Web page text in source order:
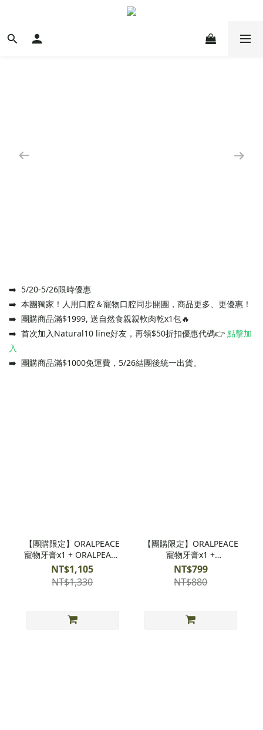
➡️ 5/20-5/26限時優惠
➡️ 本團獨家！人用口腔＆寵物口腔同步開團，商品更多、更優惠！
➡️ 團購商品滿$1999, 送自然食親親軟肉乾x1包🔥
➡️ 首次加入Natural10 line好友，再領$50折扣優惠代碼👉 點擊加
入
➡️ 團購商品滿$1000免運費，5/26結團後統一出貨。
【團購限定】ORALPEACE
寵物牙膏x1 + ORALPEACE
寵物口腔噴霧x1 +
MIGAKENDE敏齒樂軟毛
牙刷x1
NT$1,105
NT$1,330
【團購限定】ORALPEACE
寵物牙膏x1 +
MIGAKENDE敏齒樂軟毛
牙刷x1
NT$799
NT$880